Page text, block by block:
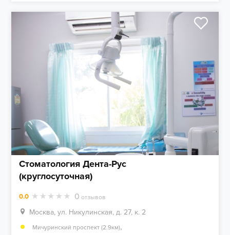
Стоматология Дента-Рус
(круглосуточная)
0.0 0 отзывов
Москва, ул. Никулинская, д. 27, к. 2
Мичуринский проспект (2.9км),